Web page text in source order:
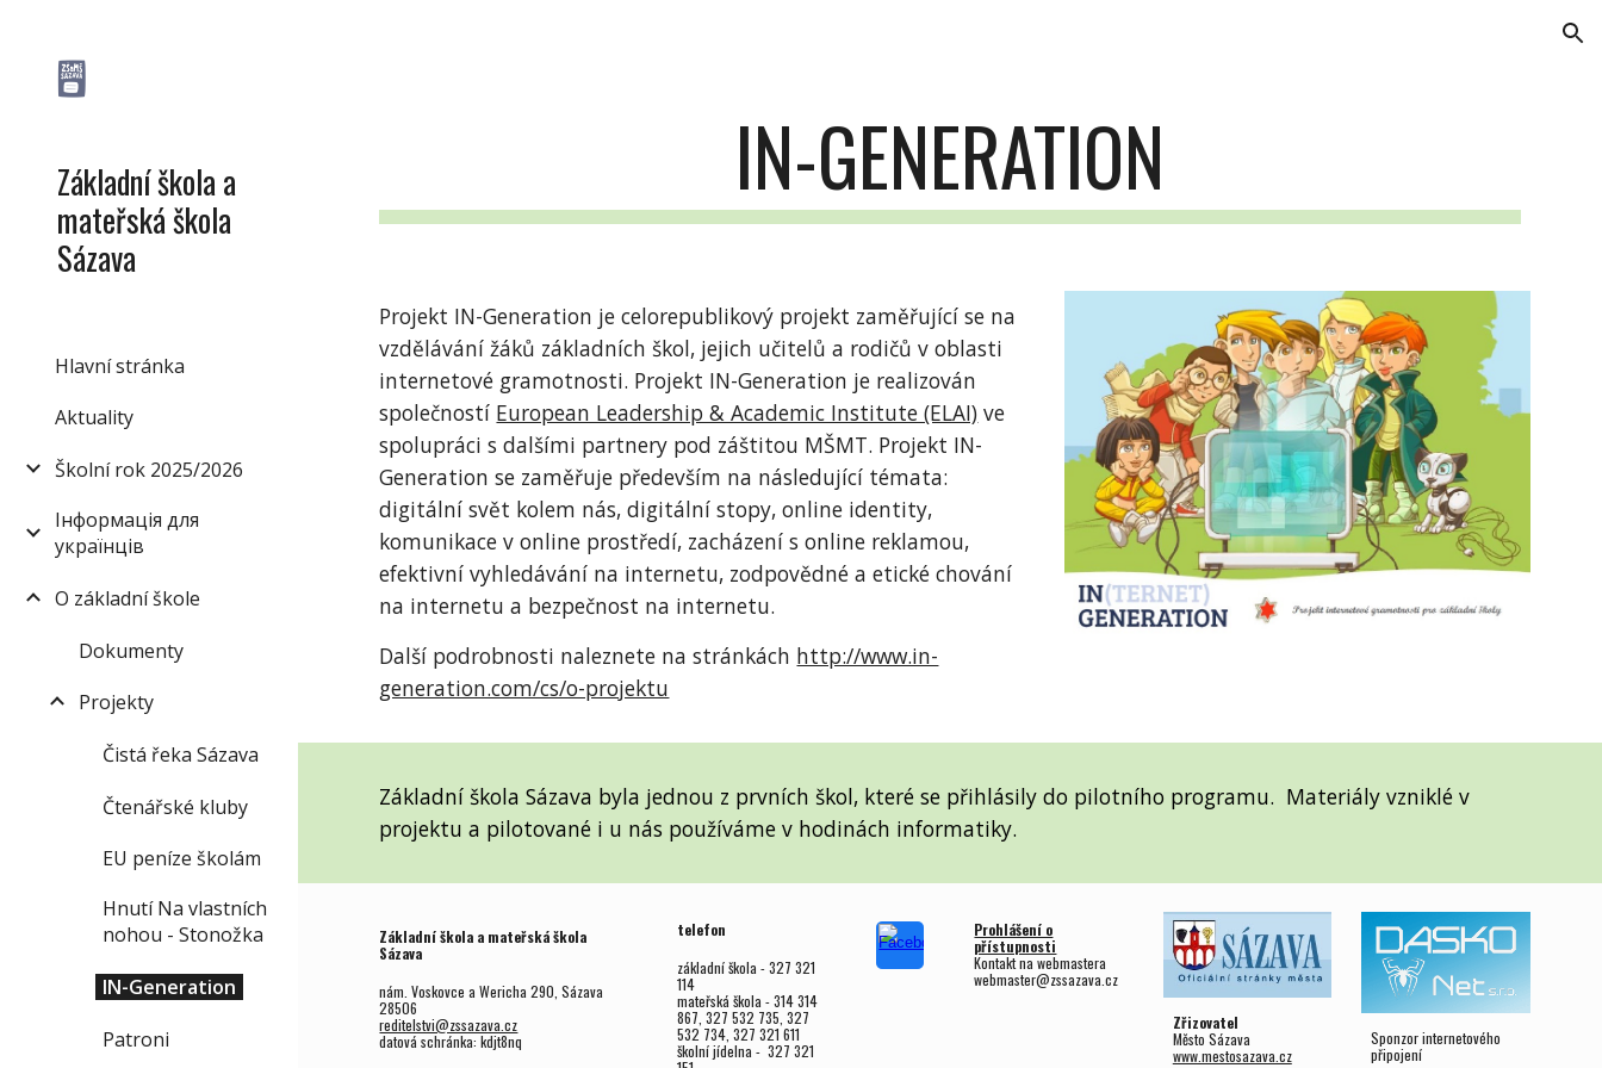
Základní škola a
mateřská škola
Sázava
Hlavní stránka
Aktuality
Školní rok 2025/2026
Інформація для
українців
O základní škole
Dokumenty
Projekty
Čistá řeka Sázava
Čtenářské kluby
EU peníze školám
Hnutí Na vlastních
nohou - Stonožka
IN-Generation
Patroni
IN-GENERATION
Projekt IN-Generation je celorepublikový projekt zaměřující se na
vzdělávání žáků základních škol, jejich učitelů a rodičů v oblasti
internetové gramotnosti. Projekt IN-Generation je realizován
společností European Leadership & Academic Institute (ELAI) ve
spolupráci s dalšími partnery pod záštitou MŠMT. Projekt IN-
Generation se zaměřuje především na následující témata:
digitální svět kolem nás, digitální stopy, online identity,
komunikace v online prostředí, zacházení s online reklamou,
efektivní vyhledávání na internetu, zodpovědné a etické chování
na internetu a bezpečnost na internetu.
Další podrobnosti naleznete na stránkách http://www.in-
generation.com/cs/o-projektu
Základní škola Sázava byla jednou z prvních škol, které se přihlásily do pilotního programu. Materiály vzniklé v
projektu a pilotované i u nás používáme v hodinách informatiky.
Základní škola a mateřská škola
Sázava
nám. Voskovce a Wericha 290, Sázava
28506
reditelstvi@zssazava.cz
datová schránka: kdjt8nq
telefon
základní škola - 327 321
114
mateřská škola - 314 314
867, 327 532 735, 327
532 734, 327 321 611
školní jídelna - 327 321
Prohlášení o
přístupnosti
Kontakt na webmastera
webmaster@zssazava.cz
Zřizovatel
Město Sázava
www.mestosazava.cz
Sponzor internetového
připojení